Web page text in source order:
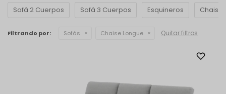
Sofá 2 Cuerpos Sofá 3 Cuerpos Esquineros Chaise
Filtrando por: Sofás Chaise Longue Quitar filtros